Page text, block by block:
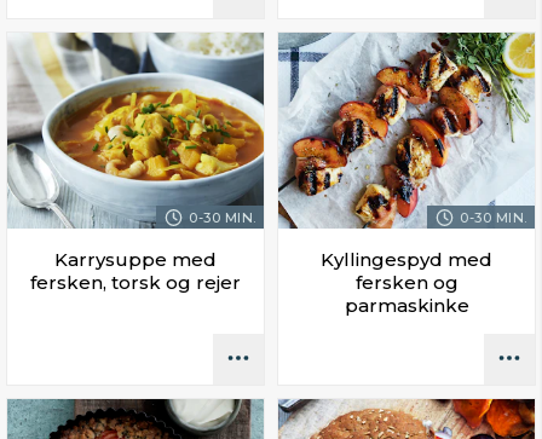
0-30 MIN.
Karrysuppe med
fersken, torsk og rejer
0-30 MIN.
Kyllingespyd med
fersken og
parmaskinke